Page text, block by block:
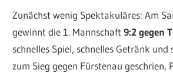
Zunächst wenig Spektakuläres: Am
gewinnt die 1. Mannschaft9:2 gegen
schnelles Spiel, schnelles Getränk und
zum Sieg gegen Fürstenau geschrien,